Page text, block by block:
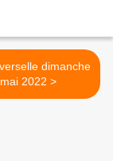
dimanche
22 mai 2022 >